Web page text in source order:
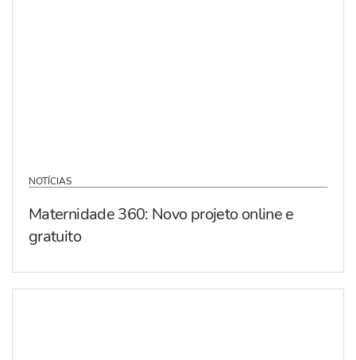
NOTÍCIAS
Maternidade 360: Novo projeto online e
gratuito